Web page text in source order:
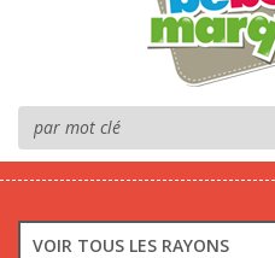
VOIR TOUS LES RAYONS